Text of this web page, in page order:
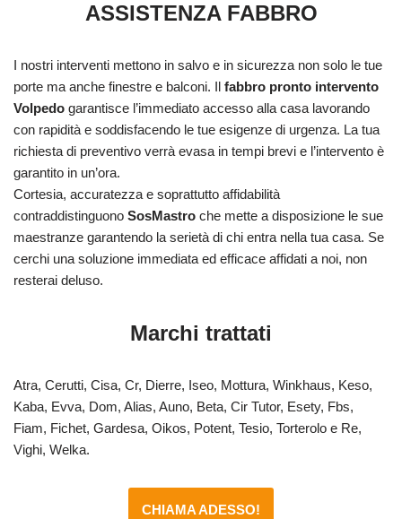
ASSISTENZA FABBRO
I nostri interventi mettono in salvo e in sicurezza non solo le tue
porte ma anche finestre e balconi. Il fabbro pronto intervento
Volpedo garantisce l’immediato accesso alla casa lavorando
con rapidità e soddisfacendo le tue esigenze di urgenza. La tua
richiesta di preventivo verrà evasa in tempi brevi e l’intervento è
garantito in un’ora.
Cortesia, accuratezza e soprattutto affidabilità
contraddistinguono SosMastro che mette a disposizione le sue
maestranze garantendo la serietà di chi entra nella tua casa. Se
cerchi una soluzione immediata ed efficace affidati a noi, non
resterai deluso.
Marchi trattati
Atra, Cerutti, Cisa, Cr, Dierre, Iseo, Mottura, Winkhaus, Keso,
Kaba, Evva, Dom, Alias, Auno, Beta, Cir Tutor, Esety, Fbs,
Fiam, Fichet, Gardesa, Oikos, Potent, Tesio, Torterolo e Re,
Vighi, Welka.
CHIAMA ADESSO!